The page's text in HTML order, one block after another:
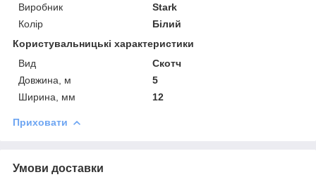
Виробник
Stark
Колір
Білий
Користувальницькі характеристики
Вид
Скотч
Довжина, м
5
Ширина, мм
12
Приховати
Умови доставки